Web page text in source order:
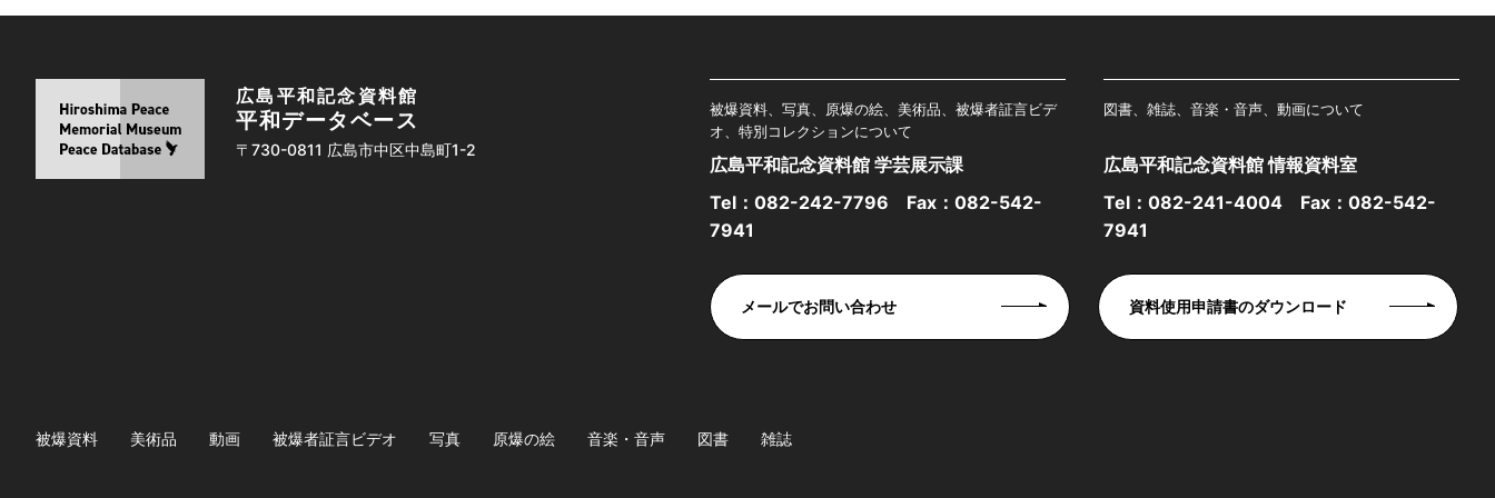
広島平和記念資料館
平和データベース
〒730-0811 広島市中区中島町1-2
被爆資料、写真、原爆の絵、美術品、被爆者証言ビデ
オ、特別コレクションについて
広島平和記念資料館 学芸展示課
Tel： 082-242-7796 Fax：082-542-
7941
図書、雑誌、音楽・音声、動画について
広島平和記念資料館 情報資料室
Tel： 082-241-4004 Fax：082-542-
7941
メールでお問い合わせ 資料使用申請書のダウンロード
被爆資料 美術品 動画 被爆者証言ビデオ 写真 原爆の絵 音楽・音声 図書 雑誌